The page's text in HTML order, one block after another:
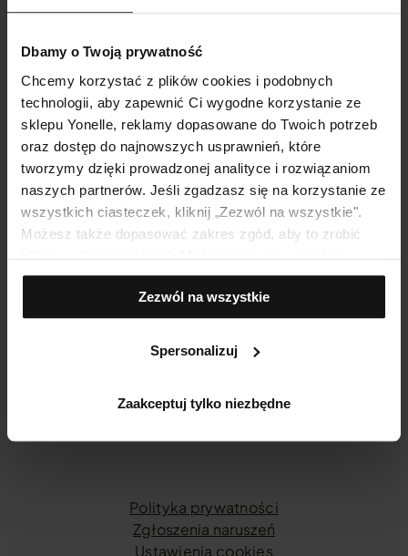
Dbamy o Twoją prywatność
Chcemy korzystać z plików cookies i podobnych
technologii, aby zapewnić Ci wygodne korzystanie ze
sklepu Yonelle, reklamy dopasowane do Twoich potrzeb
oraz dostęp do najnowszych usprawnień, które
tworzymy dzięki prowadzonej analityce i rozwiązaniom
naszych partnerów. Jeśli zgadzasz się na korzystanie ze
wszystkich ciasteczek, kliknij „Zezwól na wszystkie".
Możesz także dopasować zakres zgód, aby to zrobić
kliknij w „Spersonalizuj". Możesz zawsze wycofać
zgodę, np. zmieniając ustawienia cookies, usuwając je
lub zmieniając ustawienia przeglądarki.
Zezwól na wszystkie
Spersonalizuj
Zaakceptuj tylko niezbędne
Historia zamówień
Regulamin [nowy]
Regulamin [starszy]
Odstąpienie od umowy
Reklamacje
Płatności i przesyłki
KOSMETYKI
Wybierz serię dla siebie
Gdzie kupić?
Świat marki
Kontakt
Polityka prywatności
Zgłoszenia naruszeń
Ustawienia cookies